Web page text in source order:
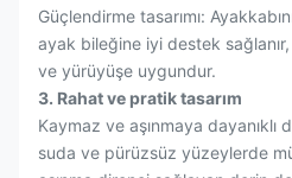
Güçlendirme tasarımı:
ayak bileğine iyi destek
ve yürüyüşe uygundur.
3. Rahat ve pratik tasarım
Kaymaz ve aşınmaya dayanıklı
suda ve pürüzsüz yüzeylerde